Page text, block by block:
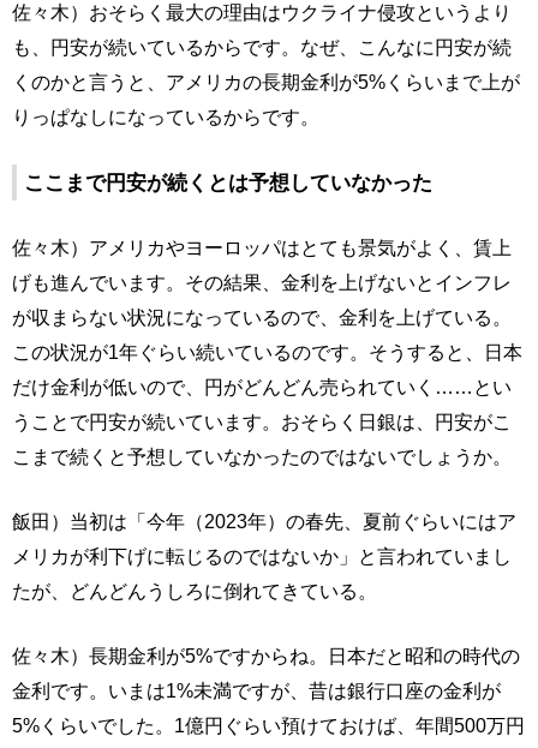
佐々木）おそらく最大の理由はウクライナ侵攻というより
も、円安が続いているからです。なぜ、こんなに円安が続
くのかと言うと、アメリカの長期金利が5%くらいまで上が
りっぱなしになっているからです。
ここまで円安が続くとは予想していなかった
佐々木）アメリカやヨーロッパはとても景気がよく、賃上
げも進んでいます。その結果、金利を上げないとインフレ
が収まらない状況になっているので、金利を上げている。
この状況が1年ぐらい続いているのです。そうすると、日本
だけ金利が低いので、円がどんどん売られていく……とい
うことで円安が続いています。おそらく日銀は、円安がこ
こまで続くと予想していなかったのではないでしょうか。
飯田）当初は「今年（2023年）の春先、夏前ぐらいにはア
メリカが利下げに転じるのではないか」と言われていまし
たが、どんどんうしろに倒れてきている。
佐々木）長期金利が5%ですからね。日本だと昭和の時代の
金利です。いまは1%未満ですが、昔は銀行口座の金利が
5%くらいでした。1億円ぐらい預けておけば、年間500万円